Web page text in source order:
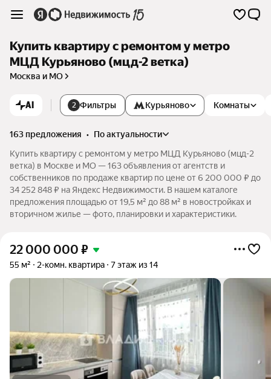
Купить квартиру с ремонтом у метро
МЦД Курьяново (мцд-2 ветка)
Москва и МО
AI 2 Фильтры Комнаты
Курьяново
163 предложения •
по актуальности
Купить квартиру с ремонтом у метро МЦД Курьяново (мцд-2
ветка) в Москве и МО — 163 объявления от агентств и
собственников по продаже квартир по цене от 6 200 000 ₽ до
34 252 848 ₽ на Яндекс Недвижимости. В нашем каталоге
предложения площадью от 19,5 м² до 88 м² в новостройках и
вторичном жилье — фото, планировки и характеристики.
22 000 000 ₽
55 м² 2-комн. квартира 7 этаж из 14